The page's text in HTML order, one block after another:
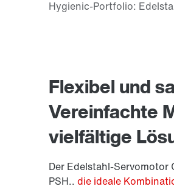
Flexibel und
Vereinfachte
vielfältige
Der Edelstahl-
PSH.. die ideale